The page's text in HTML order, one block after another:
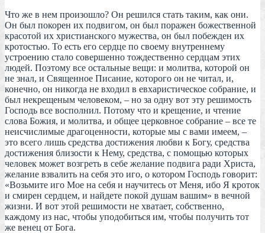
Что же в нем произошло? Он решился стать таким, как они.
Он был покорен их подвигом, он был поражен божественной
красотой их христианского мужества, он был побежден их
кротостью. То есть его сердце по своему внутреннему
устроению стало совершенно тождественно сердцам этих
людей. Поэтому все остальные вещи: и молитва, которой он
не знал, и Священное Писание, которого он не читал, и,
конечно, он никогда не входил в евхаристическое собрание, и
был некрещеным человеком, – но за одну вот эту решимость
Господь все восполнил. Потому что и крещение, и чтение
слова Божия, и молитва, и общее церковное собрание – все те
неисчислимые драгоценности, которые мы с вами имеем, –
это всего лишь средства достижения любви к Богу, средства
достижения близости к Нему, средства, с помощью которых
человек может возгреть в себе желание подвига ради Христа,
желание взвалить на себя это иго, о котором Господь говорит:
«Возьмите иго Мое на себя и научитесь от Меня, ибо Я кроток
и смирен сердцем, и найдете покой душам вашим» в вечной
жизни. И вот этой решимости не хватает, собственно,
каждому из нас, чтобы уподобиться им, чтобы получить тот
же венец от Бога.